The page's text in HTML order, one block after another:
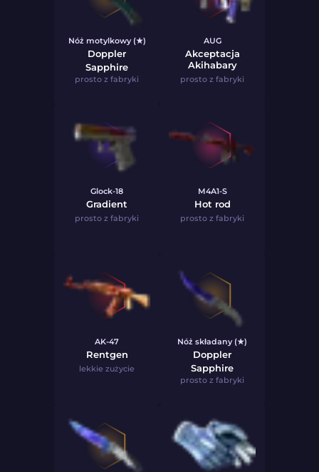
Nóż motylkowy (★)
Doppler
Sapphire
prosto z fabryki
AUG
Akceptacja
Akihabary
prosto z fabryki
Glock-18
Gradient
prosto z fabryki
M4A1-S
Hot rod
prosto z fabryki
AK-47
Rentgen
lekkie zużycie
Nóż składany (★)
Doppler
Sapphire
prosto z fabryki